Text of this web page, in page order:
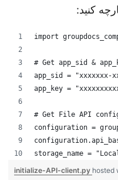
کنید:
import
# Get app_sid &
app_sid =
app_key =
# Get File API
configuration =
storage_name =
initialize-API-client.py